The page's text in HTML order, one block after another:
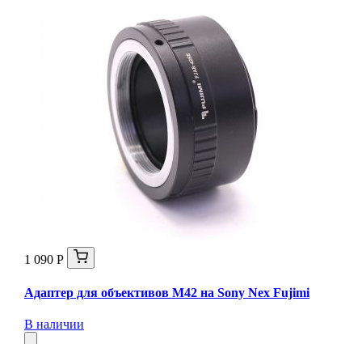
1 090 Р
Адаптер для объективов M42 на Sony Nex Fujimi
В наличии